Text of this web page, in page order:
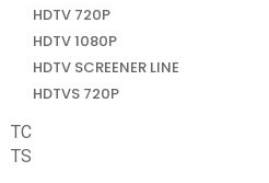
HDTV 720P
HDTV 1080P
HDTV SCREENER LINE
HDTVS 720P
TC
TS